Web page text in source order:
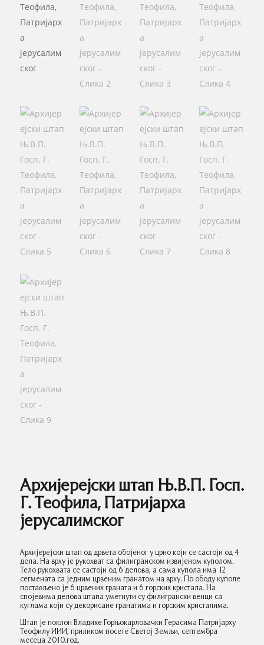
Архијерејски штап Њ.В.П. Госп.
Г. Теофила, Патријарха
јерусалимског
Архијерејски штап од дрвета обојеног у црно који се састоји од 4
дела. На врху је рукохват са филигранском извијеном куполом.
Тело рукохвата се састоји од 6 делова, а сама купола има 12
сегмената са једним црвеним гранатом на врху. По ободу куполе
постављено је 6 црвених граната и 6 горских кристала. На
спојевима делова штапа уметнути су филигрански венци са
куглама који су декорисане гранатима и горским кристалима.
Штап је поклон Владике Горњокарловачки Герасима Патријарху
Теофилу ИИИ, приликом посете Светој Земљи, септембра
месеца 2010.год.